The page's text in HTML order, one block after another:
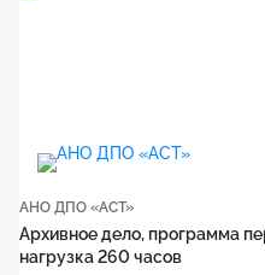
АНО ДПО «АСТ»
Архивное дело, программа
нагрузка 260 часов